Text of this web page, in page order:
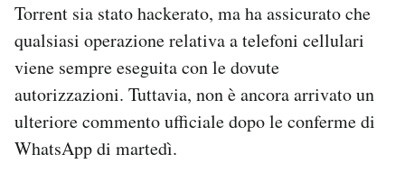
Torrent sia stato hackerato, ma ha assicurato che
qualsiasi operazione relativa a telefoni cellulari
viene sempre eseguita con le dovute
autorizzazioni. Tuttavia, non è ancora arrivato un
ulteriore commento ufficiale dopo le conferme di
WhatsApp di martedì.